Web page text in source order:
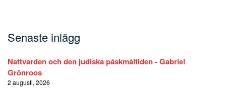
Senaste inlägg
Nattvarden och den judiska påskmåltiden - Gabriel
Grönroos
2 augusti, 2026